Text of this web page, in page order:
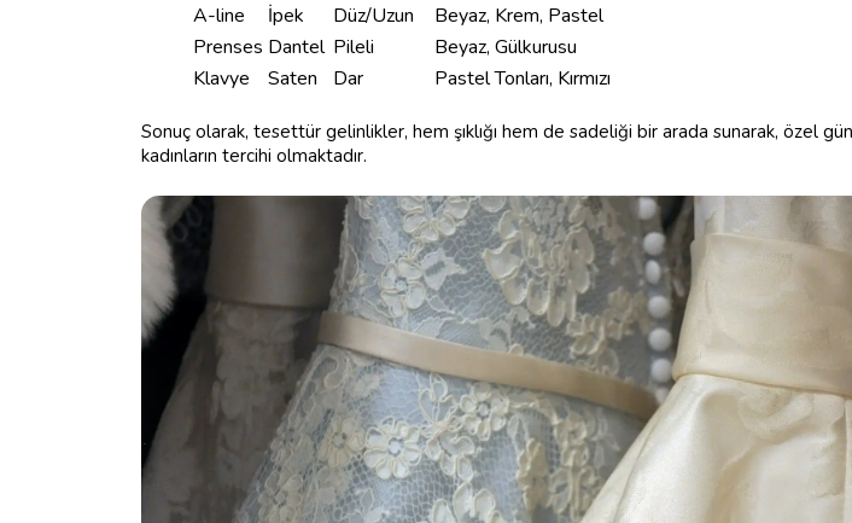
A-line
İpek Düz/Uzun
Beyaz, Krem, Pastel
Prenses Dantel Pileli
Beyaz, Gülkurusu
Klavye
Saten Dar Pastel Tonları, Kırmızı
Sonuç olarak, tesettür gelinlikler, hem şıklığı hem de sadeliği bir arada sunarak, özel
kadınların tercihi olmaktadır.